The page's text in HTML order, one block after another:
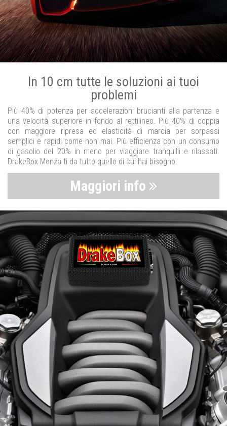
In 10 cm tutte le soluzioni ai tuoi
problemi
Più 40% di potenza per accelerazioni brucianti alla partenza e
una velocità superiore in fondo al rettilineo. Più 40% di coppia
con maggiore ripresa ed elasticità di marcia per sorpassi
semplici e rapidi come non mai. Più efficienza con un consumo
di gasolio del 20% in meno per viaggiare tranquilli e rilassati.
DrakeBox Monza ti da tutto quello di cui hai bisogno.
Maggiori info